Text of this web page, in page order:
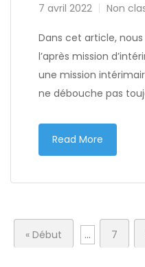
7 avril 2022 Non
Dans cet article,
l’après mission
une mission
ne débouche pas
Read More
« Début ... 7